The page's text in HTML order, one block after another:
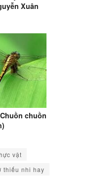
Xuân
chuồn
vật
thiếu nhi hay